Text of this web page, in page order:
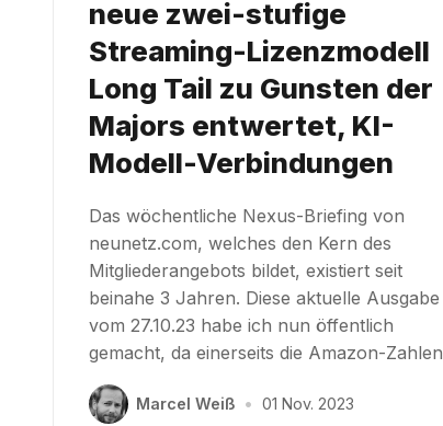
neue zwei-stufige
Streaming-Lizenzmodell
Long Tail zu Gunsten der
Majors entwertet, KI-
Modell-Verbindungen
Das wöchentliche Nexus-Briefing von
neunetz.com, welches den Kern des
Mitgliederangebots bildet, existiert seit
beinahe 3 Jahren. Diese aktuelle Ausgabe
vom 27.10.23 habe ich nun öffentlich
gemacht, da einerseits die Amazon-Zahlen
Marcel Weiß • 01 Nov. 2023